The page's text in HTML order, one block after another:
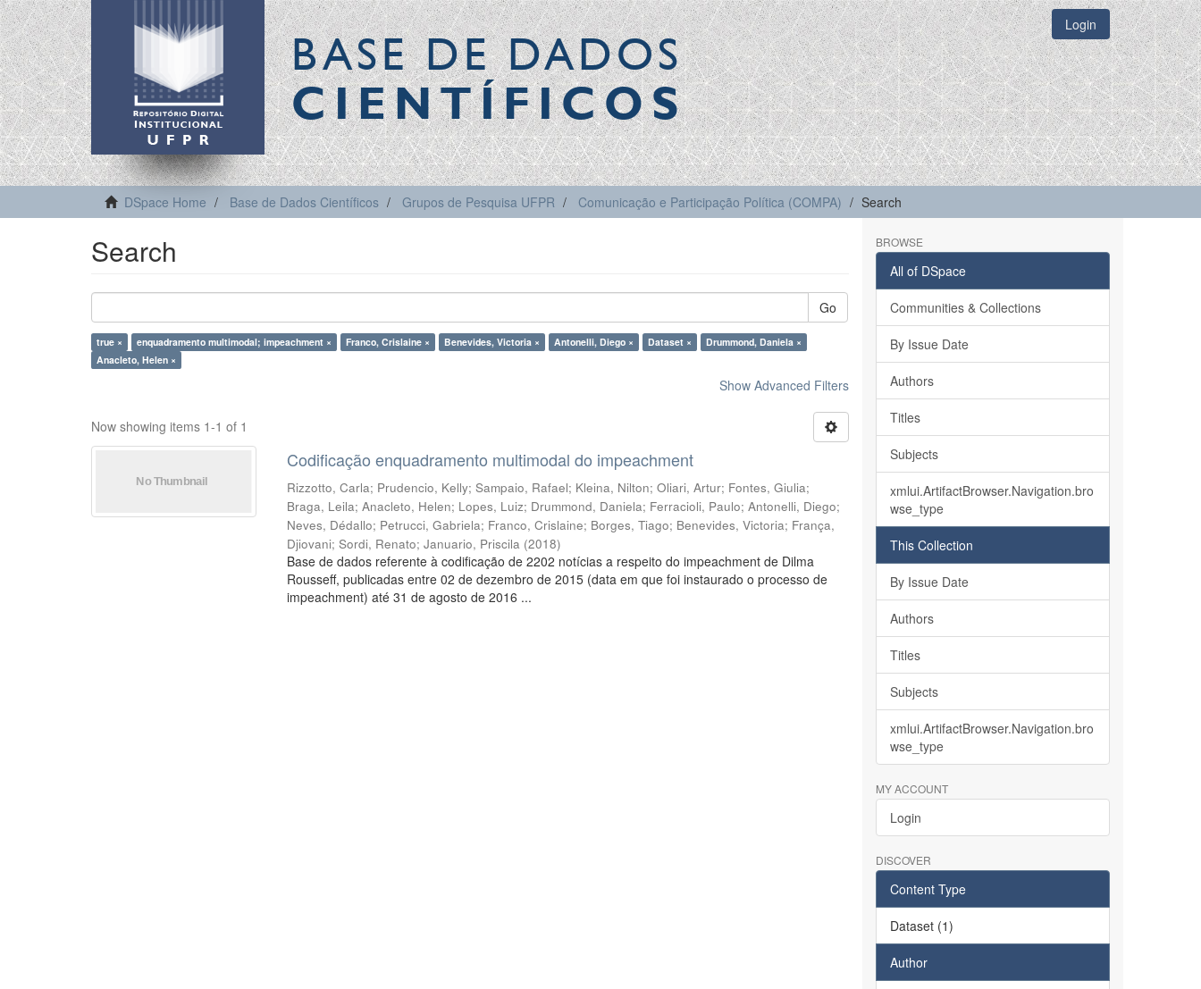
BASE DE DADOS
CIENTÍFICOS
Login
DSpace Home Base de Dados Científicos Grupos de Pesquisa UFPR Comunicação e Participação Política (COMPA) Search
Search
Go
true × enquadramento multimodal; impeachment × Franco, Crislaine × Benevides, Victoria × Antonelli, Diego × Dataset ×
Drummond, Daniela ×
Anacleto, Helen ×
Show Advanced Filters
Now showing items 1-1 of 1
Codificação enquadramento multimodal do impeachment
Rizzotto, Carla; Prudencio, Kelly;Sampaio, Rafael; Kleina, Nilton;Oliari, Artur; Fontes, Giulia;
Braga, Leila;Anacleto, Helen; Lopes, Luiz; Drummond, Daniela; Ferracioli, Paulo;Antonelli, Diego;
Neves, Dédallo; Petrucci, Gabriela; Franco, Crislaine; Borges, Tiago; Benevides, Victoria; França,
Djiovani;Sordi, Renato;Januario, Priscila (2018)
Base de dados referente à codificação de 2202 notícias a respeito do impeachment de Dilma
Rousseff, publicadas entre 02 de dezembro de 2015 (data em que foi instaurado o processo de
impeachment) até 31 de agosto de 2016 ...
BROWSE
All of DSpace
Communities & Collections
By Issue Date
Authors
Titles
Subjects
xmlui.ArtifactBrowser.Navigation.bro
wse_type
This Collection
By Issue Date
Authors
Titles
Subjects
xmlui.ArtifactBrowser.Navigation.bro
wse_type
MY ACCOUNT
Login
DISCOVER
Content Type
Dataset (1)
Author